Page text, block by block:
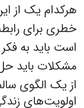
هرکدام یک از
خطری برای
است باید به
مشکلات باید
از یک الگوی
اولویت‌های